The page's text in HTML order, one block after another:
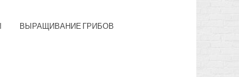
ВЫРАЩИВАНИЕ ГРИБОВ